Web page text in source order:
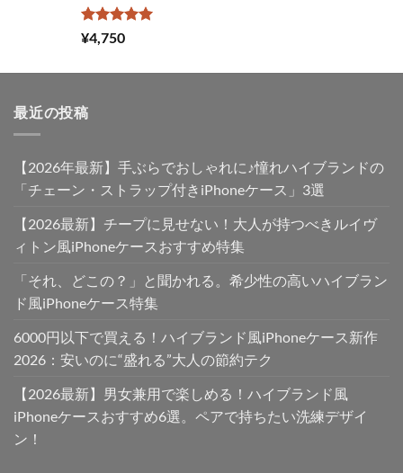
し
5段階中
5.00
¥4,750
最近の投稿
【2026年最新】手ぶらでおしゃれに♪憧れハイブランドの
「チェーン・ストラップ付きiPhoneケース」3選
【2026最新】チープに見せない！大人が持つべきルイヴ
ィトン風iPhoneケースおすすめ特集
「それ、どこの？」と聞かれる。希少性の高いハイブラン
ド風iPhoneケース特集
6000円以下で買える！ハイブランド風iPhoneケース新作
2026：安いのに“盛れる”大人の節約テク
【2026最新】男女兼用で楽しめる！ハイブランド風
iPhoneケースおすすめ6選。ペアで持ちたい洗練デザイ
ン！